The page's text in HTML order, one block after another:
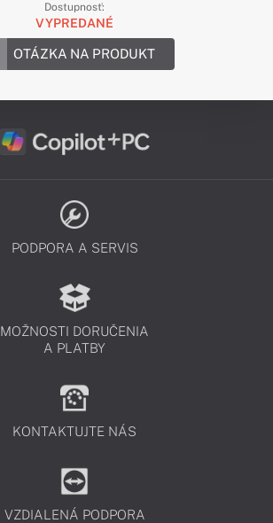
Dostupnosť:
VYPREDANÉ
OTÁZKA NA PRODUKT
PODPORA A SERVIS
MOŽNOSTI DORUČENIA
A PLATBY
KONTAKTUJTE NÁS
VZDIALENÁ PODPORA